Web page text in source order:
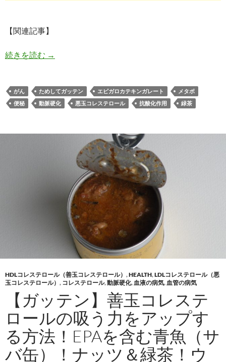
【関連記事】
続きを読む 緑茶でがん予防・悪玉コレステロール値低下・
→
がん ためしてガッテン エピガロカテキンガレート
メタボ
便秘
動脈硬化 悪玉コレステロール 抗酸化作用 緑茶
HDLコレステロール（善玉コレステロール） ,HEALTH,LDLコレステロール（悪
玉コレステロール） , コレステロール,動脈硬化, 血液の病気, 血管の病気
【ガッテン】善玉コレステ
ロールの吸う力をアップす
る方法！EPAを含む青魚（サ
バ缶）！ナッツ＆緑茶！ウ